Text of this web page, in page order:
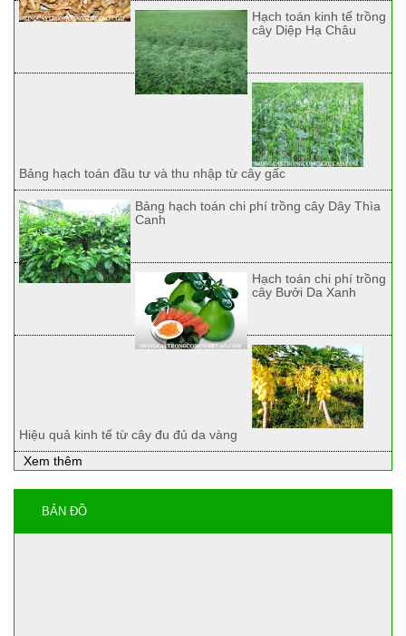
Hạch toán kinh tế trồng
cây Diệp Hạ Châu
Bảng hạch toán đầu tư và thu nhập từ cây gấc
Bảng hạch toán chi phí trồng cây Dây Thìa
Canh
Hạch toán chi phí trồng
cây Bưởi Da Xanh
Hiệu quả kinh tế từ cây đu đủ da vàng
Xem thêm
BẢN ĐỒ